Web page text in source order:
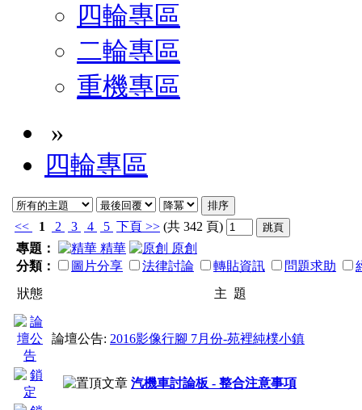
四輪專區
二輪專區
重機專區
»
四輪專區
<< 1 2 3 4 5 下頁 >> (共 342 頁)
專題：
精華
原創
分類：
圖片分享 法律討論 轉貼資訊 問題求助
狀態
主 題
論壇公告: 2016影像行腳 7月份-苑裡純樸小鎮
汽機車討論板 - 整合注意事項